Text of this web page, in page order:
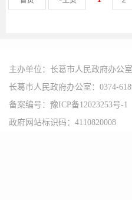
主办单位：长葛市人民政府办公室
长葛市人民政府办公室：0374-
备案编号：豫ICP备12023253号-1
政府网站标识码：4110820008